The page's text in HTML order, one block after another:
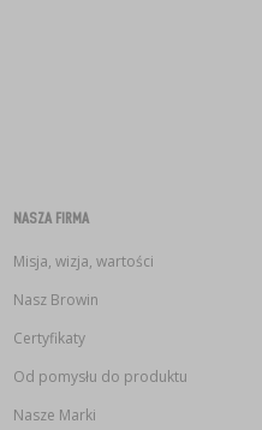
NASZA FIRMA
Misja, wizja, wartości
Nasz Browin
Certyfikaty
Od pomysłu do produktu
Nasze Marki